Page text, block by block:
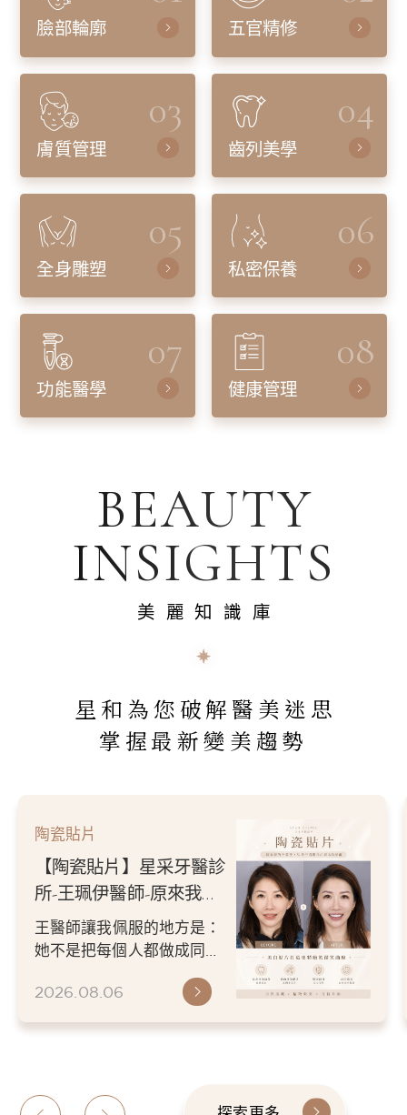
臉部輪廓 五官精修
03
膚質管理
04
齒列美學
05
全身雕塑
06
私密保養
07
功能醫學
08
健康管理
BEAUTY
INSIGHTS
美麗知識庫
星和為您破解醫美迷思
掌握最新變美趨勢
陶瓷貼片
【陶瓷貼片】星采牙醫診
所-王珮伊醫師-原來我的
不愛笑，只是不喜歡自己
原本的牙齒
王醫師讓我佩服的地方是：
她不是把每個人都做成同一
更適合自己的樣子。 現...
2026.08.06